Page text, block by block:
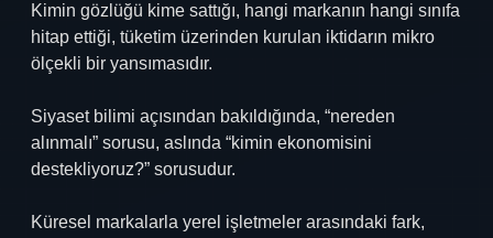
Kimin gözlüğü kime sattığı, hangi markanın hangi sınıfa
hitap ettiği, tüketim üzerinden kurulan iktidarın mikro
ölçekli bir yansımasıdır.
Siyaset bilimi açısından bakıldığında, “nereden
alınmalı” sorusu, aslında “kimin ekonomisini
destekliyoruz?” sorusudur.
Küresel markalarla yerel işletmeler arasındaki fark,